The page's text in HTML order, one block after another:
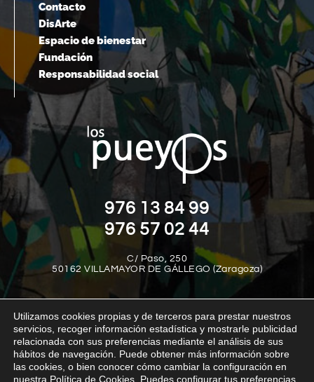
Contacto
DisArte
Espacio de bienestar
Fundación
Responsabilidad social
976 13 84 99
976 57 02 44
C/ Paso, 250
50162 VILLAMAYOR DE GÁLLEGO (Zaragoza)
Aviso legal Política de privacidad
Política de cookies
Utilizamos cookies propias y de terceros para prestar nuestros
servicios, recoger información estadística y mostrarle publicidad
relacionada con sus preferencias mediante el análisis de sus
hábitos de navegación. Puede obtener más información sobre
las cookies, o bien conocer cómo cambiar la configuración en
nuestra Política de Cookies. Puedes configurar tus preferencias